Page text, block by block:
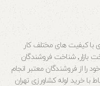
با کیفیت های مختلف کار
بسیار دشواری است بهترین راه برای شناخت بازار٬ شناخت فروشندگان
خود را از فروشندگان معتبر انجام
با خرید لوله کشاورزی تهران